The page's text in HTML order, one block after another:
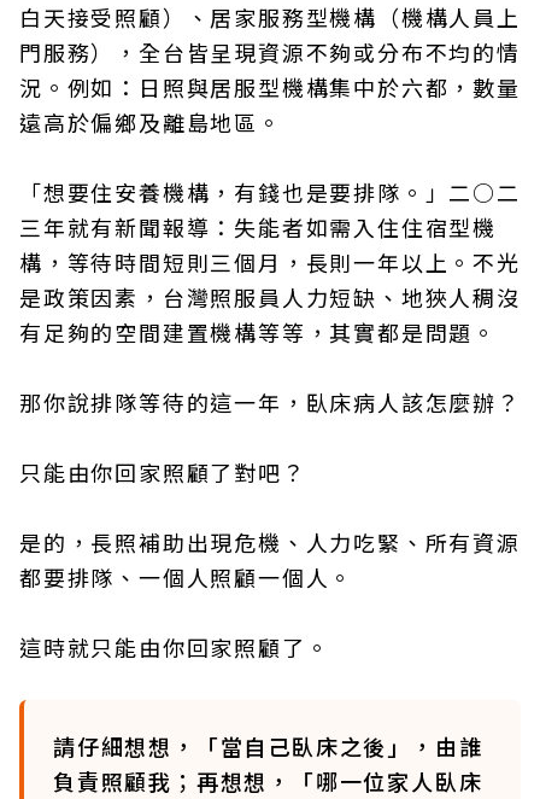
白天接受照顧）、居家服務型機構（機構人員上
門服務），全台皆呈現資源不夠或分布不均的情
況。例如：日照與居服型機構集中於六都，數量
遠高於偏鄉及離島地區。
「想要住安養機構，有錢也是要排隊。」二○二
三年就有新聞報導：失能者如需入住住宿型機
構，等待時間短則三個月，長則一年以上。不光
是政策因素，台灣照服員人力短缺、地狹人稠沒
有足夠的空間建置機構等等，其實都是問題。
那你說排隊等待的這一年，臥床病人該怎麼辦？
只能由你回家照顧了對吧？
是的，長照補助出現危機、人力吃緊、所有資源
都要排隊、一個人照顧一個人。
這時就只能由你回家照顧了。
請仔細想想，「當自己臥床之後」，由誰
負責照顧我；再想想，「哪一位家人臥床